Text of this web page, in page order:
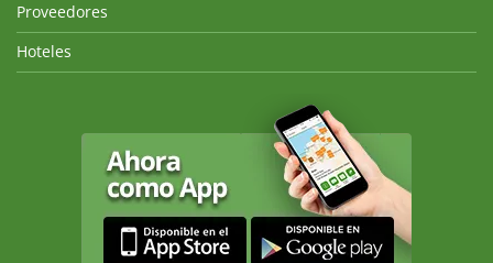
Proveedores
Hoteles